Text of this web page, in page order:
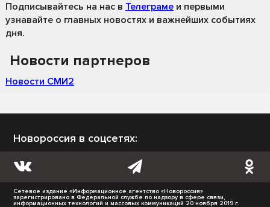
Подписывайтесь на нас в Телеграме и первыми
узнавайте о главных новостях и важнейших событиях
дня.
Новости партнеров
Новости СМИ2
Новороссия в соцсетях:
Сетевое издание «Информационное агентство «Новороссия»
зарегистрировано в Федеральной службе по надзору в сфере связи,
информационных технологий и массовых коммуникаций 20 ноября 2019 г.